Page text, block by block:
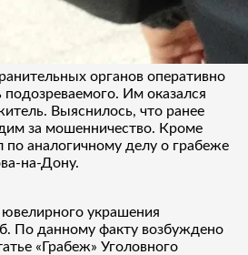
органов оперативно
подозреваемого. Им оказался
Выяснилось, что ранее
за мошенничество. Кроме
по аналогичному делу о грабеже
на-Дону.
украшения
По данному факту возбуждено
«Грабеж» Уголовного